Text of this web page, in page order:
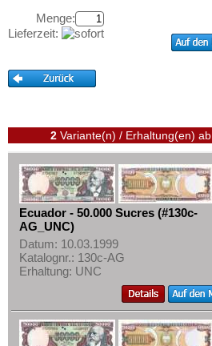
Honduras
Jason Islands
Kuba
Martinique
Mexiko
Montserrat
Nicaragua
Niederländische Antillen
Ostkaribische Staaten
Paraguay
Peru
Testbanknoten
Banknotenbriefe
Aufbewahrung
Ihre Bewertungen
Kontakt
Informationen
Preislisten
Ankauf
Erhaltungsgrade
Gratisbanknoten
FAQ
Menge:
Lieferzeit:
2 Variante(n) / Erhaltung(en) ab
Ecuador - 50.000 Sucres (#130c-
AG_UNC)
Datum: 10.03.1999
Katalognr.: 130c-AG
Erhaltung: UNC